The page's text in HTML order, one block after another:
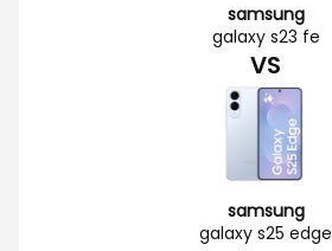
samsung
galaxy s23 fe
VS
samsung
galaxy s25 edge